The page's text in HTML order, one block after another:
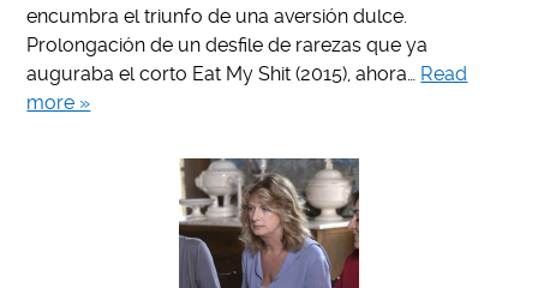
encumbra el triunfo de una aversión dulce.
Prolongación de un desfile de rarezas que ya
auguraba el corto Eat My Shit (2015), ahora… Read
more »